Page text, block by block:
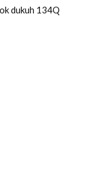
dukuh 134Q